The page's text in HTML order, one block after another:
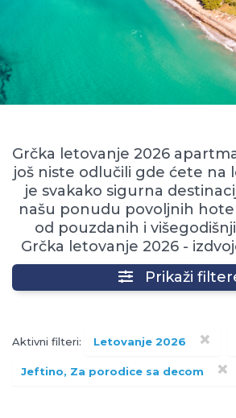
Grčka letovanje 2026
još niste odlučili gde ćete na
je svakako sigurna
našu ponudu povoljnih
od pouzdanih i
Grčka letovanje 2026 -
Prikaži
Aktivni filteri: ×
Letovanje 2026
×
Jeftino, Za porodice sa decom